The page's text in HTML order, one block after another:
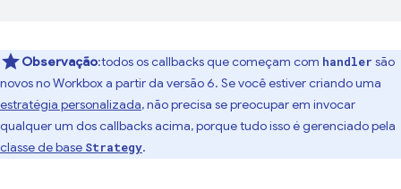
Observação:todos os callbacks que começam com handler são
novos no Workbox a partir da versão 6. Se você estiver criando uma
estratégia personalizada, não precisa se preocupar em invocar
qualquer um dos callbacks acima, porque tudo isso é gerenciado pela
classe de base Strategy.